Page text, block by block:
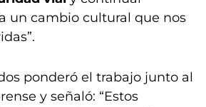
un cambio cultural que nos
ponderó el trabajo junto al
y señaló: “Estos